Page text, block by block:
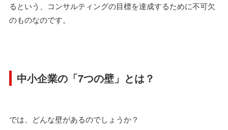
るという、コンサルティングの目標を達成するために不可欠
のものなのです。
中小企業の「7つの壁」とは？
では、どんな壁があるのでしょうか？